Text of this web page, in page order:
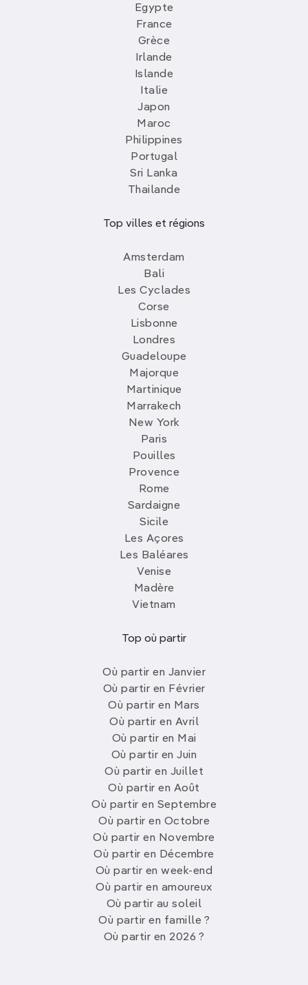
Egypte
France
Grèce
Irlande
Islande
Italie
Japon
Maroc
Philippines
Portugal
Sri Lanka
Thailande
Top villes et régions
Amsterdam
Bali
Les Cyclades
Corse
Lisbonne
Londres
Guadeloupe
Majorque
Martinique
Marrakech
New York
Paris
Pouilles
Provence
Rome
Sardaigne
Sicile
Les Açores
Les Baléares
Venise
Madère
Vietnam
Top où partir
Où partir en Janvier
Où partir en Février
Où partir en Mars
Où partir en Avril
Où partir en Mai
Où partir en Juin
Où partir en Juillet
Où partir en Août
Où partir en Septembre
Où partir en Octobre
Où partir en Novembre
Où partir en Décembre
Où partir en week-end
Où partir en amoureux
Où partir au soleil
Où partir en famille ?
Où partir en 2026 ?